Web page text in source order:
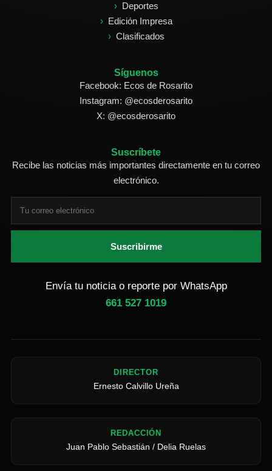
Deportes
Edición Impresa
Clasificados
Síguenos
Facebook: Ecos de Rosarito
Instagram: @ecosderosarito
X: @ecosderosarito
Suscríbete
Recibe las noticias más importantes directamente en tu correo
electrónico.
Suscribirme
Envía tu noticia o reporte por WhatsApp
661 527 1019
DIRECTOR
Ernesto Calvillo Ureña
REDACCIÓN
Juan Pablo Sebastián / Delia Ruelas